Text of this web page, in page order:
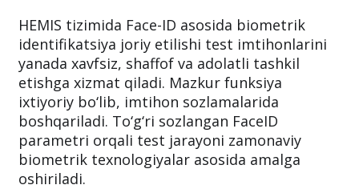
HEMIS tizimida Face-ID asosida biometrik
identifikatsiya joriy etilishi test imtihonlarini
yanada xavfsiz, shaffof va adolatli tashkil
etishga xizmat qiladi. Mazkur funksiya
ixtiyoriy bo‘lib, imtihon sozlamalarida
boshqariladi. To‘g‘ri sozlangan FaceID
parametri orqali test jarayoni zamonaviy
biometrik texnologiyalar asosida amalga
oshiriladi.